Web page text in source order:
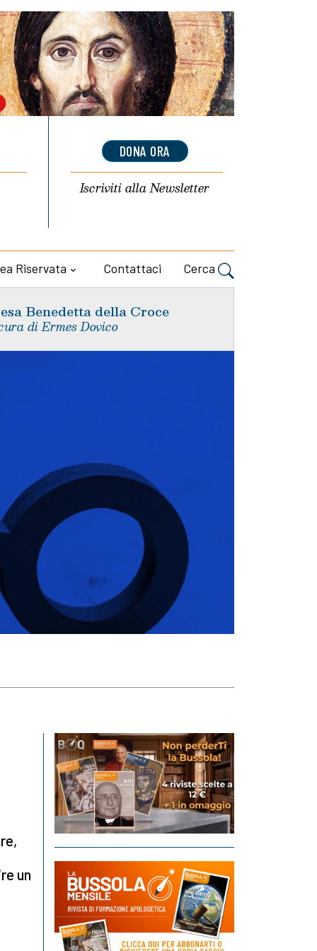
DONA ORA
Iscriviti allaNewsletter
Riservata Contattaci Cerca
Benedetta della Croce
di Ermes Dovico
un